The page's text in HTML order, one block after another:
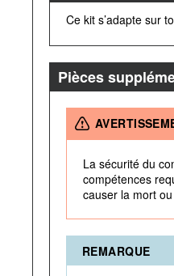
Ce kit s’adapte sur
Pièces
La sécurité du
compétences
causer la mort
REMARQUE